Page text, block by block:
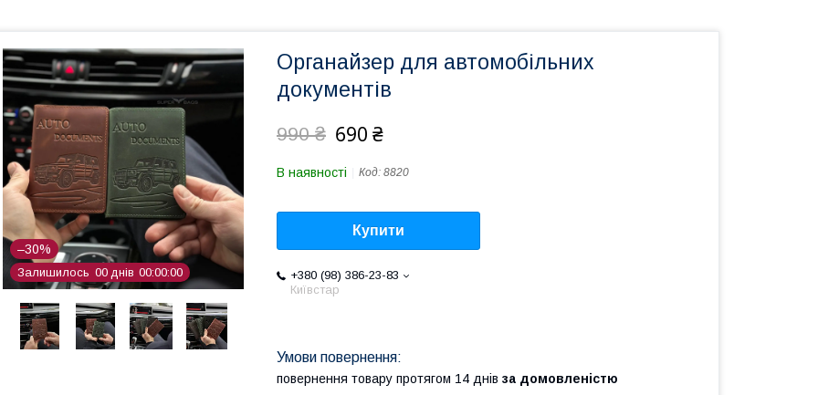
–30%
Залишилось 00 днів 00 00 00
Органайзер для автомобільних
документів
990 ₴ 690 ₴
В наявності Код: 8820
Купити
+380 (98) 386-23-83
Київстар
повернення товару протягом 14 днів за домовленістю